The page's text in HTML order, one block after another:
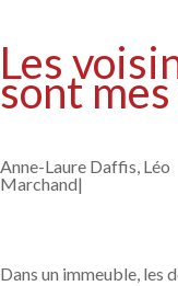
Les
sont
Anne-Laure Daffis, Léo
Marchand|
Dans un immeuble, les